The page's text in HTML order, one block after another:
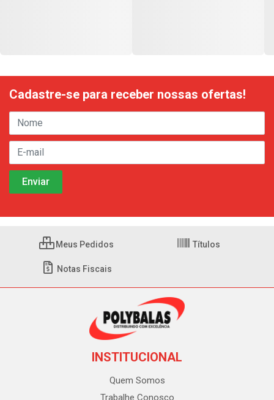
Cadastre-se para receber nossas ofertas!
Meus Pedidos Títulos
Notas Fiscais
INSTITUCIONAL
Quem Somos
Trabalhe Conosco